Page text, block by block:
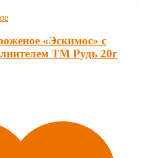
«Эскимос» с
ТМ Рудь 20г